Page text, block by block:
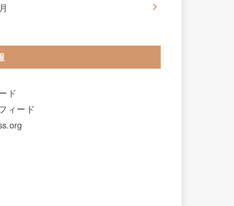
ド
ィード